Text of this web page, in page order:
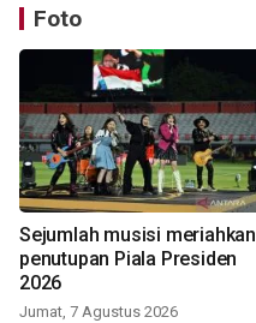
Foto
Sejumlah musisi meriahkan
penutupan Piala Presiden
2026
Jumat, 7 Agustus 2026